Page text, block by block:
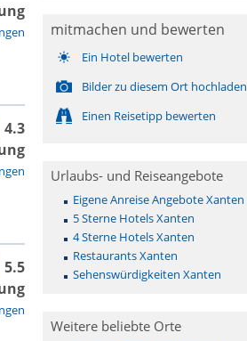
4.3
5.5
mitmachen und bewerten
Ein Hotel bewerten
Bilder zu diesem Ort hochladen
Einen Reisetipp bewerten
Urlaubs- und Reiseangebote
Eigene Anreise Angebote Xanten
5 Sterne Hotels Xanten
4 Sterne Hotels Xanten
Restaurants Xanten
Sehenswürdigkeiten Xanten
Weitere beliebte Orte